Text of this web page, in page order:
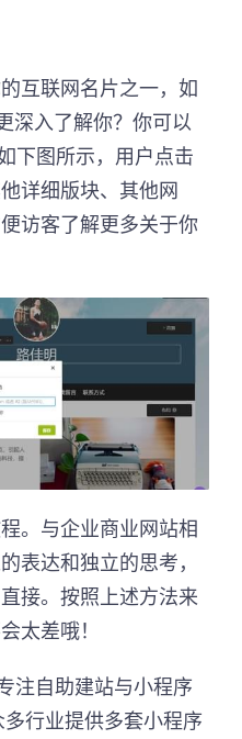
互联网名片之一，如
深入了解你？你可以
下图所示，用户点击
详细版块、其他网
访客了解更多关于你
。与企业商业网站相
表达和独立的思考，
接。按照上述方法来
太差哦！
注自助建站与小程序
行业提供多套小程序